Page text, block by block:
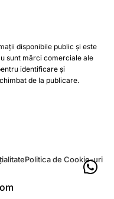
disponibile public și este
sunt mărci comerciale ale
identificare și
de la publicare.
Politica de Cookie-uri